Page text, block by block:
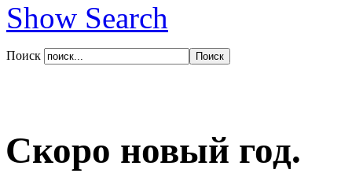
Show Search
Поиск
Скоро новый год.